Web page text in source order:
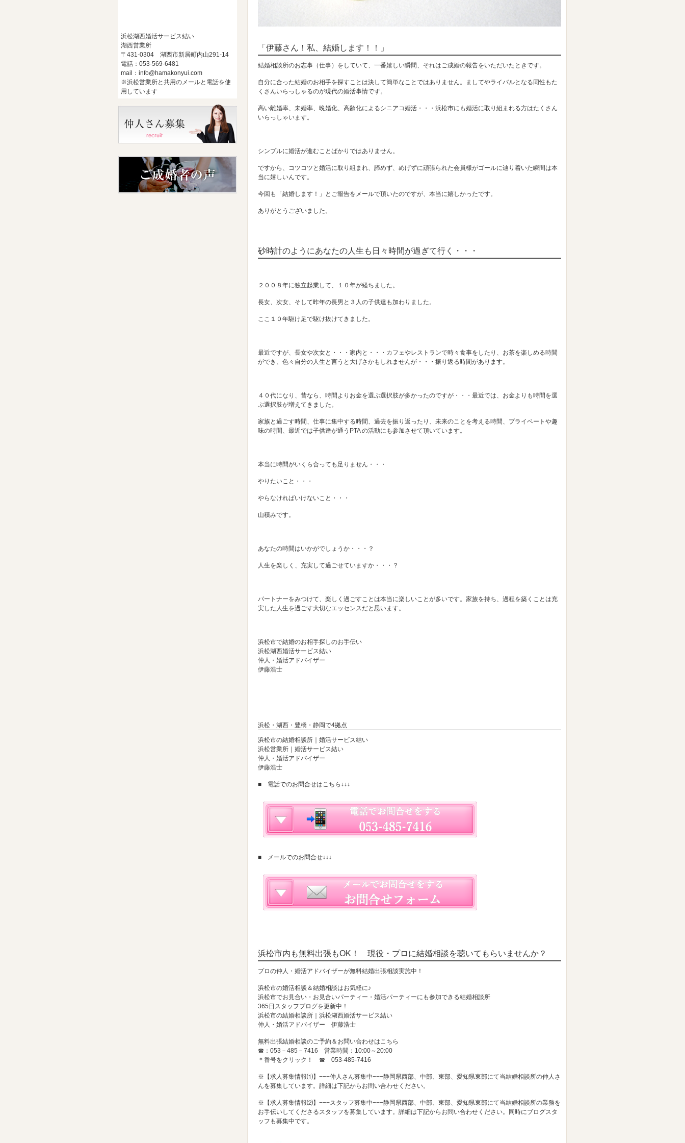
「伊藤さん！私、結婚します！！」
結婚相談所のお志事（仕事）をしていて、一番嬉しい瞬間、それはご成婚の報告をいただいたときです。
自分に合った結婚のお相手を探すことは決して簡単なことではありません。ましてやライバルとなる同性もた
くさんいらっしゃるのが現代の婚活事情です。
高い離婚率、未婚率、晩婚化、高齢化によるシニアコ婚活・・・浜松市にも婚活に取り組まれる方はたくさん
いらっしゃいます。
シンプルに婚活が進むことばかりではありません。
ですから、コツコツと婚活に取り組まれ、諦めず、めげずに頑張られた会員様がゴールに辿り着いた瞬間は本
当に嬉しいんです。
今回も「結婚します！」とご報告をメールで頂いたのですが、本当に嬉しかったです。
ありがとうございました。
砂時計のようにあなたの人生も日々時間が過ぎて行く・・・
２００８年に独立起業して、１０年が経ちました。
長女、次女、そして昨年の長男と３人の子供達も加わりました。
ここ１０年駆け足で駆け抜けてきました。
最近ですが、長女や次女と・・・家内と・・・カフェやレストランで時々食事をしたり、お茶を楽しめる時間
ができ、色々自分の人生と言うと大げさかもしれませんが・・・振り返る時間があります。
４０代になり、昔なら、時間よりお金を選ぶ選択肢が多かったのですが・・・最近では、お金よりも時間を選
ぶ選択肢が増えてきました。
家族と過ごす時間、仕事に集中する時間、過去を振り返ったり、未来のことを考える時間、プライベートや趣
味の時間、最近では子供達が通うPTA の活動にも参加させて頂いています。
本当に時間がいくら合っても足りません・・・
やりたいこと・・・
やらなければいけないこと・・・
山積みです。
あなたの時間はいかがでしょうか・・・？
人生を楽しく、充実して過ごせていますか・・・？
パートナーをみつけて、楽しく過ごすことは本当に楽しいことが多いです。家族を持ち、過程を築くことは充
実した人生を過ごす大切なエッセンスだと思います。
浜松市で結婚のお相手探しのお手伝い
浜松湖西婚活サービス結い
仲人・婚活アドバイザー
伊藤浩士
浜松・湖西・豊橋・静岡で4拠点
浜松市の結婚相談所｜婚活サービス結い
浜松営業所｜婚活サービス結い
仲人・婚活アドバイザー
伊藤浩士
■ 電話でのお問合せはこちら↓↓↓
■ メールでのお問合せ↓↓↓
浜松市内も無料出張もOK！ 現役・プロに結婚相談を聴いてもらいませんか？
プロの仲人・婚活アドバイザーが無料結婚出張相談実施中！
浜松市の婚活相談＆結婚相談はお気軽に♪
浜松市でお見合い・お見合いパーティー・婚活パーティーにも参加できる結婚相談所
365日スタッフブログを更新中！
浜松市の結婚相談所｜浜松湖西婚活サービス結い
仲人・婚活アドバイザー 伊藤浩士
無料出張結婚相談のご予約＆お問い合わせはこちら
☎：053－485－7416 営業時間：10:00～20:00
＊番号をクリック！ ☎ 053-485-7416
※【求人募集情報⑴】−−−仲人さん募集中−−−静岡県西部、中部、東部、愛知県東部にて当結婚相談所の仲人さ
んを募集しています。詳細は下記からお問い合わせください。
※【求人募集情報⑵】−−−スタッフ募集中−−−静岡県西部、中部、東部、愛知県東部にて当結婚相談所の業務を
お手伝いしてくださるスタッフを募集しています。詳細は下記からお問い合わせください。同時にブログスタ
ッフも募集中です。
浜松湖西婚活サービス結い
湖西営業所
〒431-0304 湖西市新居町内山291-14
電話：053-569-6481
mail：info@hamakonyui.com
※浜松営業所と共用のメールと電話を使
用しています